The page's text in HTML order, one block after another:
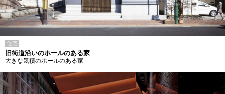
住宅
旧街道沿いのホールのある家
大きな気積のホールのある家